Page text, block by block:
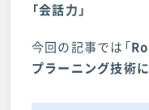
「会話力」
今回の記事では「
プラーニング技術に